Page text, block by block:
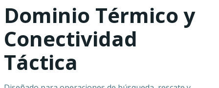
Dominio Térmico y
Conectividad
Táctica